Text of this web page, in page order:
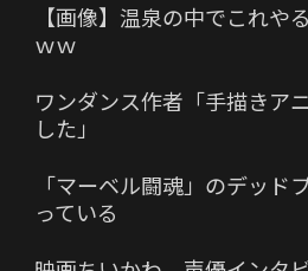
【画像】温泉の中でこれや
ｗｗ
ワンダンス作者「手描きア
した」
「マーベル闘魂」のデッド
っている